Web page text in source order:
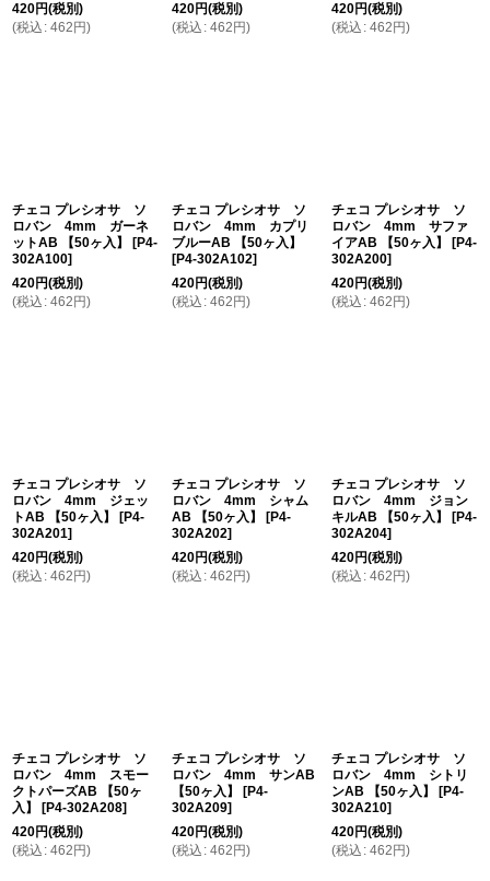
420円(税別)
(税込 : 462 円)
420円(税別)
(税込 : 462 円)
420円(税別)
(税込 : 462 円)
チェコ プレシオサ ソ
ロバン 4mm ガーネ
ットAB 【50ヶ入】
[P4-
302A100]
420円(税別)
(税込 : 462 円)
チェコ プレシオサ ソ
ロバン 4mm カプリ
ブルーAB 【50ヶ入】
[P4-302A102]
420円(税別)
(税込 : 462 円)
チェコ プレシオサ ソ
ロバン 4mm サファ
イアAB 【50ヶ入】
[P4-
302A200]
420円(税別)
(税込 : 462 円)
チェコ プレシオサ ソ
ロバン 4mm ジェッ
トAB 【50ヶ入】
[P4-
302A201]
420円(税別)
(税込 : 462 円)
チェコ プレシオサ ソ
ロバン 4mm シャム
AB 【50ヶ入】
[P4-
302A202]
420円(税別)
(税込 : 462 円)
チェコ プレシオサ ソ
ロバン 4mm ジョン
キルAB 【50ヶ入】
[P4-
302A204]
420円(税別)
(税込 : 462 円)
チェコ プレシオサ ソ
ロバン 4mm スモー
クトパーズAB 【50ヶ
入】
[P4-302A208]
420円(税別)
(税込 : 462 円)
チェコ プレシオサ ソ
ロバン 4mm サンAB
【50ヶ入】
[P4-
302A209]
420円(税別)
(税込 : 462 円)
チェコ プレシオサ ソ
ロバン 4mm シトリ
ンAB 【50ヶ入】
[P4-
302A210]
420円(税別)
(税込 : 462 円)